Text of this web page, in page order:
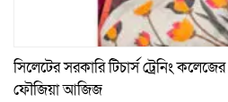
সিলেটের সরকারি টিচার্স ট্রেনিং
ফৌজিয়া আজিজ